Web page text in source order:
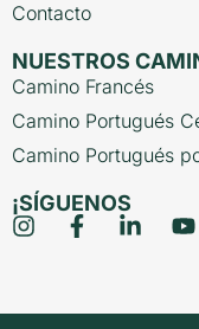
Contacto
NUESTROS
Camino Francés
Camino Portugués
Camino Portugués
¡SÍGUENOS